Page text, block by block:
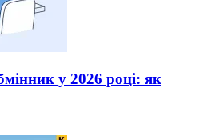
у 2026 році: як